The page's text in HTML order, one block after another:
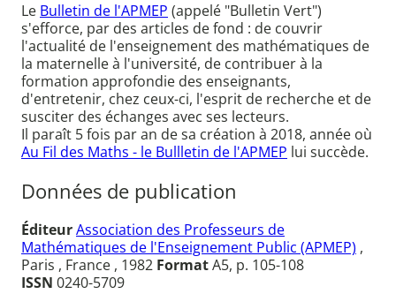
Le Bulletin de l'APMEP (appelé "Bulletin Vert")
s'efforce, par des articles de fond : de couvrir
l'actualité de l'enseignement des mathématiques de
la maternelle à l'université, de contribuer à la
formation approfondie des enseignants,
d'entretenir, chez ceux-ci, l'esprit de recherche et de
susciter des échanges avec ses lecteurs.
Il paraît 5 fois par an de sa création à 2018, année où
Au Fil des Maths - le Bullletin de l'APMEP lui succède.
Données de publication
ÉditeurAssociation des Professeurs de
Mathématiques de l'Enseignement Public (APMEP) ,
Paris , France , 1982 FormatA5, p. 105-108
ISSN 0240-5709